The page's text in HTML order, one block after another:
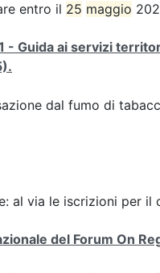
entro il 25 maggio
- Guida ai servizi
dal fumo di
al via le iscrizioni per il
del Forum On